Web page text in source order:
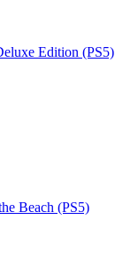
Edition (PS5)
Beach (PS5)